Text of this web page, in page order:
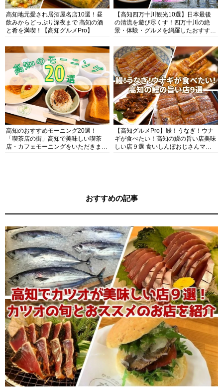
高知地元愛され居酒屋名店10選！昼
飲みからどっぷり深夜まで 高知の酒
と肴を満喫！【高知グルメPro】
【高知四万十川観光10選】日本最後
の清流を遊び尽くす！四万十川の絶
景・体験・グルメを網羅したおすすめ
高知のおすすめモーニング20選！
「喫茶店の街」高知で美味しい喫茶
店・カフェモーニングをいただきま
【高知グルメPro】鰻！うなぎ！ウナ
ギが食べたい！高知の鰻の旨い店美味
しい店９選 食いしんぼおじさんマッ
おすすめの記事